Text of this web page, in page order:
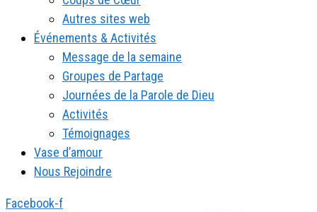
Autres sites web
Événements & Activités
Message de la semaine
Groupes de Partage
Journées de la Parole de Dieu
Activités
Témoignages
Vase d’amour
Nous Rejoindre
Facebook-f